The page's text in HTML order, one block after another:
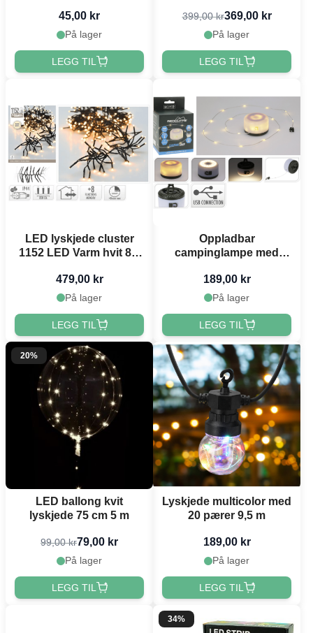
45,00 kr
På lager
LEGG TIL
399,00 kr369,00 kr
På lager
LEGG TIL
LED lyskjede cluster
1152 LED Varm hvit 8,5
479,00 kr
På lager
LEGG TIL
Oppladbar
campinglampe med
189,00 kr
På lager
LEGG TIL
20%
LED ballong kvit
lyskjede 75 cm 5 m
99,00 kr79,00 kr
På lager
LEGG TIL
Lyskjede multicolor med
20 pærer 9,5 m
189,00 kr
På lager
LEGG TIL
34%